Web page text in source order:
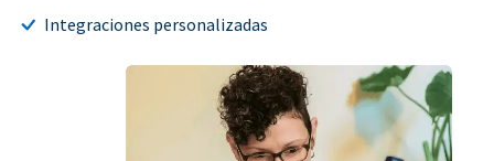
Integraciones personalizadas